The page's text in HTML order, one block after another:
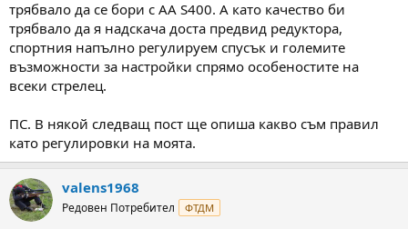
трябвало да се бори с АА S400. А като качество би
трябвало да я надскача доста предвид редуктора,
спортния напълно регулируем спусък и големите
възможности за настройки спрямо особеностите на
всеки стрелец.
ПС. В някой следващ пост ще опиша какво съм правил
като регулировки на моята.
valens1968
Редовен Потребител ФТДМ